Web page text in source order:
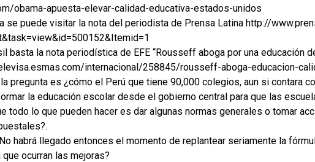
obama-apuesta-elevar-calidad-educativa-estados-unidos
se puede visitar la nota del periodista de Prensa Latina http://
basta la nota periodística de EFE “Rousseff aboga por una educación
internacional/258845/rousseff-aboga-educacion-
pregunta es ¿cómo el Perú que tiene 90,000 colegios, aun si contara
la educación escolar desde el gobierno central para que las
todo lo que pueden hacer es dar algunas normas generales o tomar
habrá llegado entonces el momento de replantear seriamente la
ocurran las mejoras?